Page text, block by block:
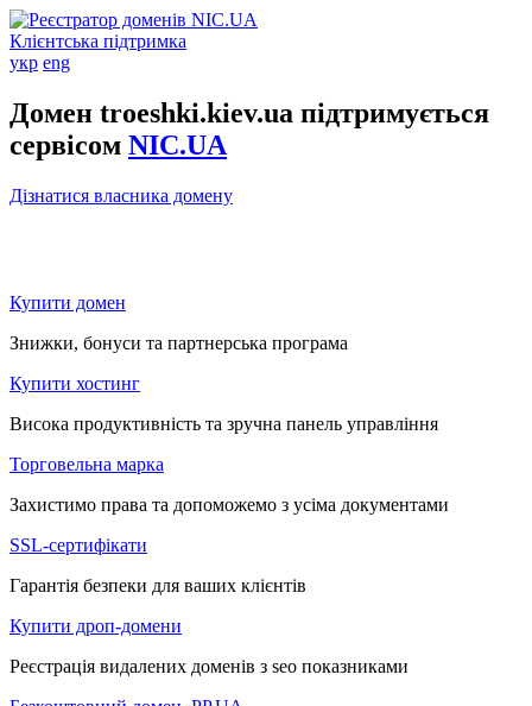
Клієнтська підтримка
укр eng
Домен troeshki.kiev.ua підтримується
сервісом NIC.UA
Дізнатися власника домену
Купити домен
Знижки, бонуси та партнерська програма
Купити хостинг
Висока продуктивність та зручна панель управління
Торговельна марка
Захистимо права та допоможемо з усіма документами
SSL-сертифікати
Гарантія безпеки для ваших клієнтів
Купити дроп-домени
Реєстрація видалених доменів з seo показниками